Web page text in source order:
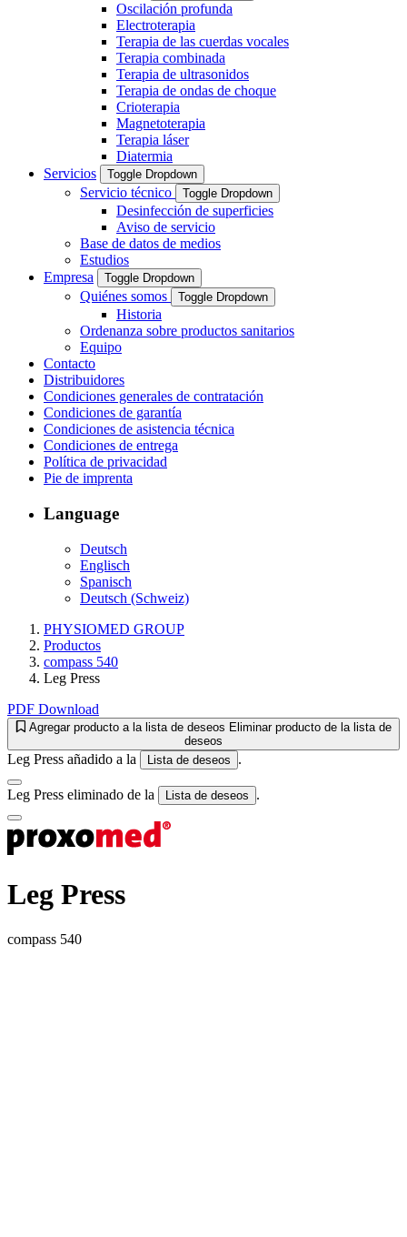
Oscilación profunda
Electroterapia
Terapia de las cuerdas vocales
Terapia combinada
Terapia de ultrasonidos
Terapia de ondas de choque
Crioterapia
Magnetoterapia
Terapia láser
Diatermia
Servicios
Toggle Dropdown
Servicio técnico Toggle Dropdown
Desinfección de superficies
Aviso de servicio
Base de datos de medios
Estudios
Empresa
Toggle Dropdown
Quiénes somos Toggle Dropdown
Historia
Ordenanza sobre productos sanitarios
Equipo
Contacto
Distribuidores
Condiciones generales de contratación
Condiciones de garantía
Condiciones de asistencia técnica
Condiciones de entrega
Política de privacidad
Pie de imprenta
Language
Deutsch
Englisch
Spanisch
Deutsch (Schweiz)
PHYSIOMED GROUP
Productos
compass 540
Leg Press
PDF Download
Agregar producto a la lista de deseos Eliminar producto de la lista de
deseos
Leg Press añadido a la Lista de deseos .
Leg Press eliminado de la Lista de deseos .
Leg Press
compass 540